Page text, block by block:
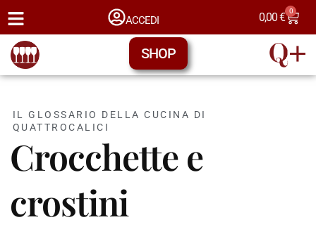
ACCEDI 0,00€ 0
SHOP
IL GLOSSARIO DELLA CUCINA DI
QUATTROCALICI
Crocchette e
crostini